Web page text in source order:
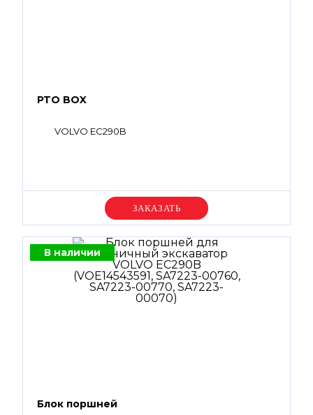
PTO BOX
VOLVO EC290B
Уточняйте цену
В наличии
Блок поршней